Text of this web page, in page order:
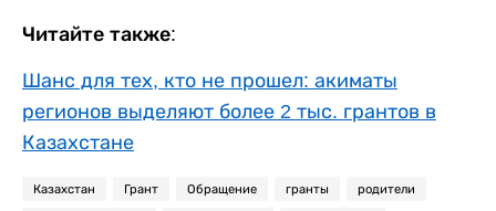
Читайте также:
Шанс для тех, кто не прошел: акиматы
регионов выделяют более 2 тыс. грантов в
Казахстане
Казахстан Грант Обращение гранты родители